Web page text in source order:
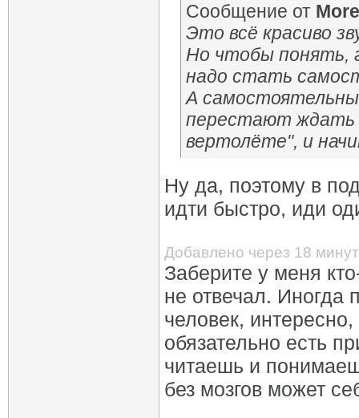
Сообщение от More
Это всё красиво
Но чтобы понять,
надо стать
А
перестают ждать
вертолёте", и
Ну да, поэтому в
идти быстро, иди
Добавлено через 18 минут
Заберите у меня
не отвечал.
человек,
обязательно есть
читаешь и
без мозгов может